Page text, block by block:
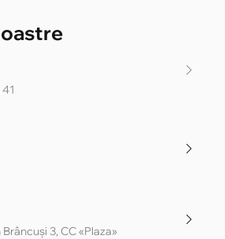
3, CC «Plaza»